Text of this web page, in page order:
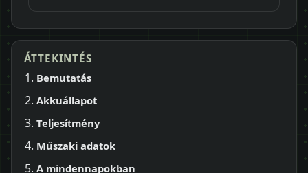
ÁTTEKINTÉS
Bemutatás
Akkuállapot
Teljesítmény
Műszaki adatok
A mindennapokban